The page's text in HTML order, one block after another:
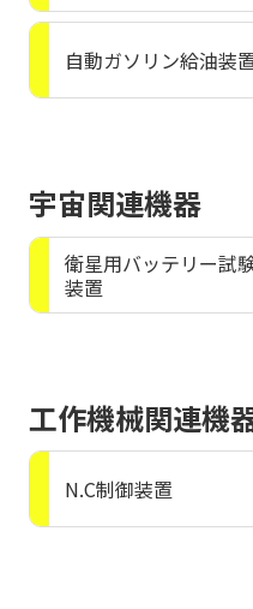
自動ガソリン給油装
宇宙関連機器
衛星用バッテリー試
装置
工作機械関連機
N.C制御装置